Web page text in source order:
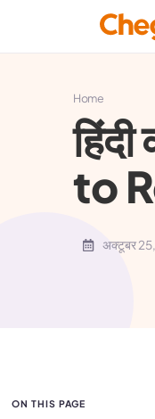
Home
to
अक्टूबर
ON THIS PAGE